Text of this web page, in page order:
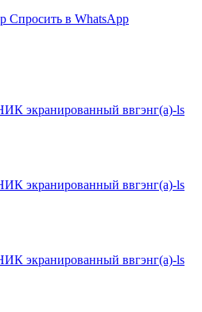
Спросить в WhatsApp
экранированный ввгэнг(a)-ls
экранированный ввгэнг(a)-ls
экранированный ввгэнг(a)-ls